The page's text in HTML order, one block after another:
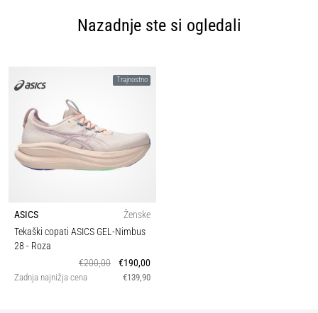
Nazadnje ste si ogledali
Trajnostno
ASICS
Ženske
Tekaški copati ASICS GEL-Nimbus
28 - Roza
€200,00
€190,00
Zadnja najnižja cena €139,90